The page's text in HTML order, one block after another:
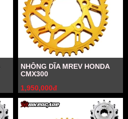
NHÔNG DĨA MREV HONDA
CMX300
1,950,000đ